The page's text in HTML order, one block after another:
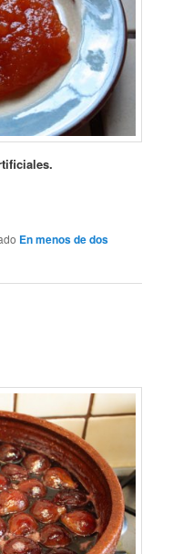
En menos de dos